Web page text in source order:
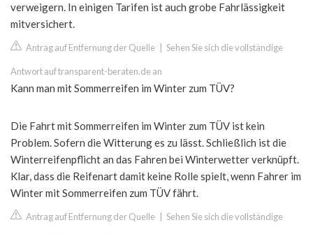
verweigern. In einigen Tarifen ist auch grobe Fahrlässigkeit
mitversichert.
Antrag auf Entfernung der Quelle Sehen Sie sich die vollständige
Antwort auf transparent-beraten.de an
Kann man mit Sommerreifen im Winter zum TÜV?
Die Fahrt mit Sommerreifen im Winter zum TÜV ist kein
Problem. Sofern die Witterung es zu lässt. Schließlich ist die
Winterreifenpflicht an das Fahren bei Winterwetter verknüpft.
Klar, dass die Reifenart damit keine Rolle spielt, wenn Fahrer im
Winter mit Sommerreifen zum TÜV fährt.
Antrag auf Entfernung der Quelle Sehen Sie sich die vollständige